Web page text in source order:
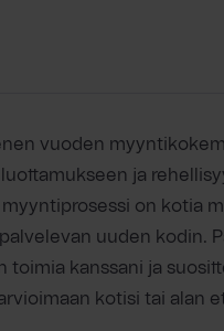
vuoden
ja
on kotia
uuden kodin.
toimia kanssani ja
kotisi tai alan